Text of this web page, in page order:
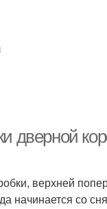
дверной
верхней
начинается со